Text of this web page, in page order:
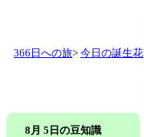
366日への旅> 今日の誕生花
8月 5日の豆知識